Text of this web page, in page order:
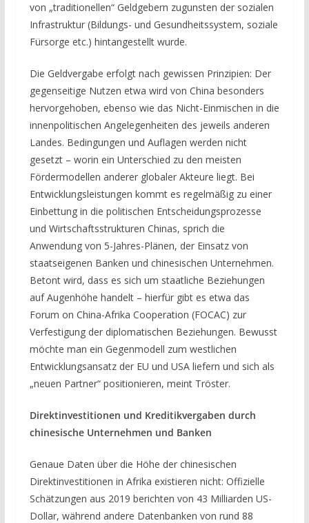
von „traditionellen“ Geldgebern zugunsten der sozialen
Infrastruktur (Bildungs- und Gesundheitssystem, soziale
Fürsorge etc.) hintangestellt wurde.
Die Geldvergabe erfolgt nach gewissen Prinzipien: Der
gegenseitige Nutzen etwa wird von China besonders
hervorgehoben, ebenso wie das Nicht-Einmischen in die
innenpolitischen Angelegenheiten des jeweils anderen
Landes. Bedingungen und Auflagen werden nicht
gesetzt – worin ein Unterschied zu den meisten
Fördermodellen anderer globaler Akteure liegt. Bei
Entwicklungsleistungen kommt es regelmäßig zu einer
Einbettung in die politischen Entscheidungsprozesse
und Wirtschaftsstrukturen Chinas, sprich die
Anwendung von 5-Jahres-Plänen, der Einsatz von
staatseigenen Banken und chinesischen Unternehmen.
Betont wird, dass es sich um staatliche Beziehungen
auf Augenhöhe handelt – hierfür gibt es etwa das
Forum on China-Afrika Cooperation (FOCAC) zur
Verfestigung der diplomatischen Beziehungen. Bewusst
möchte man ein Gegenmodell zum westlichen
Entwicklungsansatz der EU und USA liefern und sich als
„neuen Partner“ positionieren, meint Tröster.
Direktinvestitionen und Kreditikvergaben durch
chinesische Unternehmen und Banken
Genaue Daten über die Höhe der chinesischen
Direktinvestitionen in Afrika existieren nicht: Offizielle
Schätzungen aus 2019 berichten von 43 Milliarden US-
Dollar, während andere Datenbanken von rund 88